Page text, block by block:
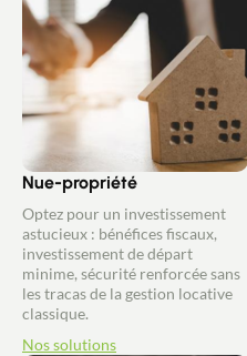
Nue-propriété
Optez pour un investissement
astucieux : bénéfices fiscaux,
investissement de départ
minime, sécurité renforcée sans
les tracas de la gestion locative
classique.
Nos solutions